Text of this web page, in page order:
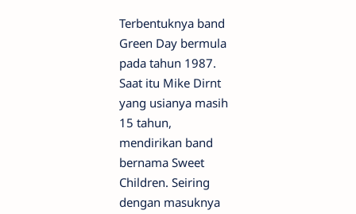
Terbentuknya band
Green Day bermula
pada tahun 1987.
Saat itu Mike Dirnt
yang usianya masih
15 tahun,
mendirikan band
bernama Sweet
Children. Seiring
dengan masuknya